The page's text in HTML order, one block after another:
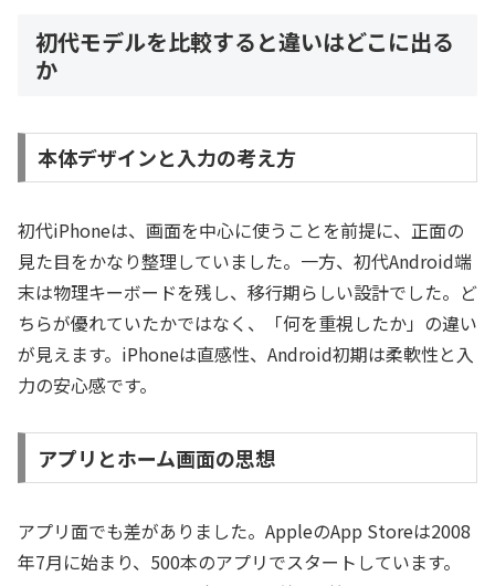
初代モデルを比較すると違いはどこに出る
か
本体デザインと入力の考え方
初代iPhoneは、画面を中心に使うことを前提に、正面の
見た目をかなり整理していました。一方、初代Android端
末は物理キーボードを残し、移行期らしい設計でした。ど
ちらが優れていたかではなく、「何を重視したか」の違い
が見えます。iPhoneは直感性、Android初期は柔軟性と入
力の安心感です。
アプリとホーム画面の思想
アプリ面でも差がありました。AppleのApp Storeは2008
年7月に始まり、500本のアプリでスタートしています。